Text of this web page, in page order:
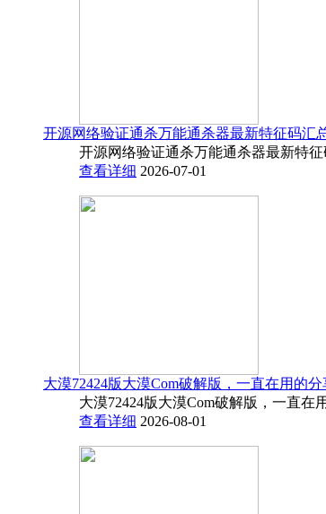
开源网络验证通杀万能通杀器最新特征码汇
开源网络验证通杀万能通杀器最新特
查看详细 2026-07-01
大漠72424版大漠Com破解版，一直在用的分
大漠72424版大漠Com破解版，一直
查看详细 2026-08-01